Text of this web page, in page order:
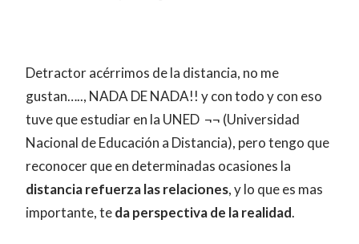
Detractor acérrimos de la distancia, no me
gustan….., NADA DE NADA!! y con todo y con eso
tuve que estudiar en la UNED ¬¬ (Universidad
Nacional de Educación a Distancia), pero tengo que
reconocer que en determinadas ocasiones la
distancia refuerza las relaciones, y lo que es mas
importante, teda perspectiva de la realidad.